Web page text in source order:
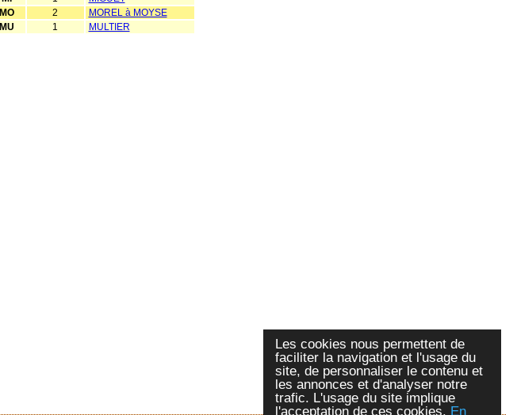
Les cookies nous permettent de
faciliter la navigation et l'usage du
site, de personnaliser le contenu et
les annonces et d'analyser notre
trafic. L'usage du site implique
l'acceptation de ces cookies. En
MO
2
MOREL à MOYSE
MU
1 MULTIER